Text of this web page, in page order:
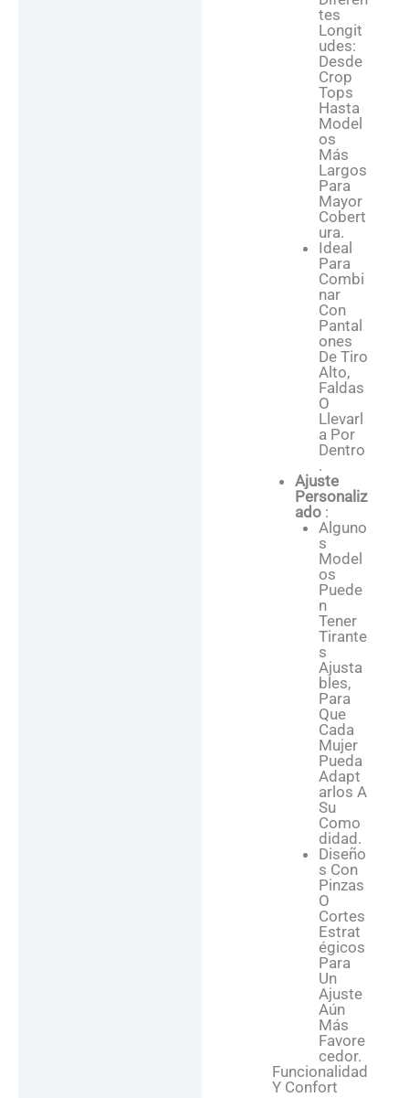
Tes
Longit
Udes:
Desde
Crop
Tops
Hasta
Model
Os
Más
Largos
Para
Mayor
Cobert
Ura.
Ideal
Para
Combi
Nar
Con
Pantal
Ones
De Tiro
Alto,
Faldas
O
Llevarl
A Por
Dentro
.
Ajuste
Personaliz
Ado :
Alguno
S
Model
Os
Puede
N
Tener
Tirante
S
Ajusta
Bles,
Para
Que
Cada
Mujer
Pueda
Adapt
Arlos A
Su
Como
Didad.
Diseño
S Con
Pinzas
O
Cortes
Estrat
Égicos
Para
Un
Ajuste
Aún
Más
Favore
Cedor.
Funcionalidad
Y Confort